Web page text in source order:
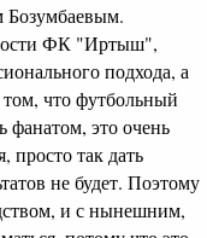
Бозумбаевым.
ФК "Иртыш",
подхода, а
что футбольный
фанатом, это очень
просто так дать
не будет. Поэтому
и с нынешним,